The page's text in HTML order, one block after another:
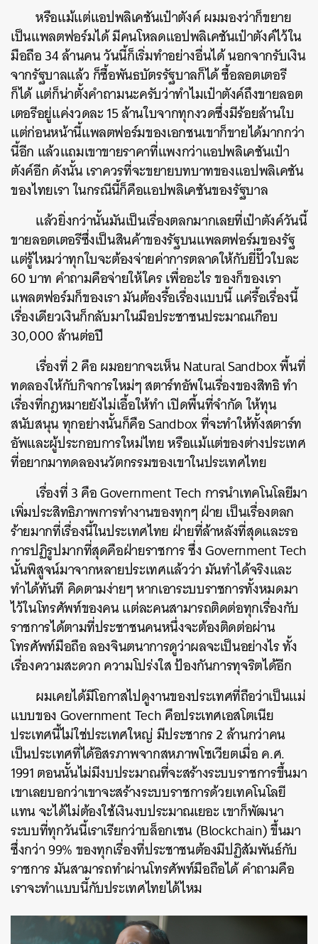
หรือแม้แต่แอปพลิเคชันเป๋าตังค์ ผมมองว่าก็ขยาย
เป็นแพลตฟอร์มได้ มีคนโหลดแอปพลิเคชันเป๋าตังค์ไว้ใน
มือถือ 34 ล้านคน วันนี้ก็เริ่มทำอย่างอื่นได้ นอกจากรับเงิน
จากรัฐบาลแล้ว ก็ซื้อพันธบัตรรัฐบาลก็ได้ ซื้อลอตเตอรี
ก็ได้ แต่ก็น่าตั้งคำถามนะครับว่าทำไมเป๋าตังค์ถึงขายลอต
เตอรีอยู่แค่งวดละ 15 ล้านใบจากทุกงวดซึ่งมีร้อยล้านใบ
แต่ก่อนหน้านี้แพลตฟอร์มของเอกชนเขาก็ขายได้มากกว่า
นี้อีก แล้วแถมเขาขายราคาที่แพงกว่าแอปพลิเคชันเป๋า
ตังค์อีก ดังนั้น เราควรที่จะขยายบทบาทของแอปพลิเคชัน
ของไทยเรา ในกรณีนี้ก็คือแอปพลิเคชันของรัฐบาล
แล้วยิ่งกว่านั้นมันเป็นเรื่องตลกมากเลยที่เป๋าตังค์วันนี้
ขายลอตเตอรีซึ่งเป็นสินค้าของรัฐบนแพลตฟอร์มของรัฐ
แต่รู้ไหมว่าทุกใบจะต้องจ่ายค่าการตลาดให้กับยี่ปั๊วใบละ
60 บาท คำถามคือจ่ายให้ใคร เพื่ออะไร ของก็ของเรา
แพลตฟอร์มก็ของเรา มันต้องรื้อเรื่องแบบนี้ แค่รื้อเรื่องนี้
เรื่องเดียวเงินก็กลับมาในมือประชาชนประมาณเกือบ
30,000 ล้านต่อปี
เรื่องที่ 2 คือ ผมอยากจะเห็น Natural Sandbox พื้นที่
ทดลองให้กับกิจการใหม่ๆ สตาร์ทอัพในเรื่องของสิทธิ ทำ
เรื่องที่กฎหมายยังไม่เอื้อให้ทำ เปิดพื้นที่จำกัด ให้ทุน
สนับสนุน ทุกอย่างนั้นก็คือ Sandbox ที่จะทำให้ทั้งสตาร์ท
อัพและผู้ประกอบการใหม่ไทย หรือแม้แต่ของต่างประเทศ
ที่อยากมาทดลองนวัตกรรมของเขาในประเทศไทย
เรื่องที่ 3 คือ Government Tech การนำเทคโนโลยีมา
เพิ่มประสิทธิภาพการทำงานของทุกๆ ฝ่าย เป็นเรื่องตลก
ร้ายมากที่เรื่องนี้ในประเทศไทย ฝ่ายที่ล้าหลังที่สุดและรอ
การปฏิรูปมากที่สุดคือฝ่ายราชการ ซึ่ง Government Tech
นั้นพิสูจน์มาจากหลายประเทศแล้วว่า มันทำได้จริงและ
ทำได้ทันที คิดตามง่ายๆ หากเอาระบบราชการทั้งหมดมา
ไว้ในโทรศัพท์ของคน แต่ละคนสามารถติดต่อทุกเรื่องกับ
ราชการได้ตามที่ประชาชนคนหนึ่งจะต้องติดต่อผ่าน
โทรศัพท์มือถือ ลองจินตนาการดูว่าผลจะเป็นอย่างไร ทั้ง
เรื่องความสะดวก ความโปร่งใส ป้องกันการทุจริตได้อีก
ผมเคยได้มีโอกาสไปดูงานของประเทศที่ถือว่าเป็นแม่
แบบของ Government Tech คือประเทศเอสโตเนีย
ประเทศนี้ไม่ใช่ประเทศใหญ่ มีประชากร 2 ล้านกว่าคน
เป็นประเทศที่ได้อิสรภาพจากสหภาพโซเวียตเมื่อ ค.ศ.
1991 ตอนนั้นไม่มีงบประมาณที่จะสร้างระบบราชการขึ้นมา
เขาเลยบอกว่าเขาจะสร้างระบบราชการด้วยเทคโนโลยี
แทน จะได้ไม่ต้องใช้เงินงบประมาณเยอะ เขาก็พัฒนา
ระบบที่ทุกวันนี้เราเรียกว่าบล็อกเชน (Blockchain) ขึ้นมา
ซึ่งกว่า 99% ของทุกเรื่องที่ประชาชนต้องมีปฏิสัมพันธ์กับ
ราชการ มันสามารถทำผ่านโทรศัพท์มือถือได้ คำถามคือ
เราจะทำแบบนี้กับประเทศไทยได้ไหม